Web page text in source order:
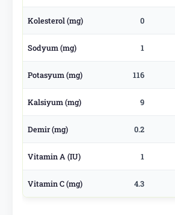
Kolesterol (mg) 0
Sodyum (mg) 1
Potasyum (mg) 116
Kalsiyum (mg) 9
Demir (mg) 0.2
Vitamin A (IU) 1
Vitamin C (mg) 4.3